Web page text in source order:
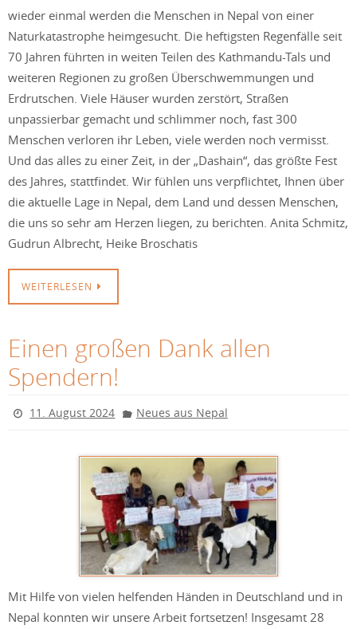
wieder einmal werden die Menschen in Nepal von einer
Naturkatastrophe heimgesucht. Die heftigsten Regenfälle seit
70 Jahren führten in weiten Teilen des Kathmandu-Tals und
weiteren Regionen zu großen Überschwemmungen und
Erdrutschen. Viele Häuser wurden zerstört, Straßen
unpassierbar gemacht und schlimmer noch, fast 300
Menschen verloren ihr Leben, viele werden noch vermisst.
Und das alles zu einer Zeit, in der „Dashain“, das größte Fest
des Jahres, stattfindet. Wir fühlen uns verpflichtet, Ihnen über
die aktuelle Lage in Nepal, dem Land und dessen Menschen,
die uns so sehr am Herzen liegen, zu berichten. Anita Schmitz,
Gudrun Albrecht, Heike Broschatis
WEITERLESEN
Einen großen Dank allen
Spendern!
11. August 2024 Neues aus Nepal
Mit Hilfe von vielen helfenden Händen in Deutschland und in
Nepal konnten wir unsere Arbeit fortsetzen! Insgesamt 28